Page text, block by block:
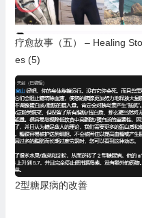
疗愈故事（五） – Healing
es (5)
2型糖尿病的改善